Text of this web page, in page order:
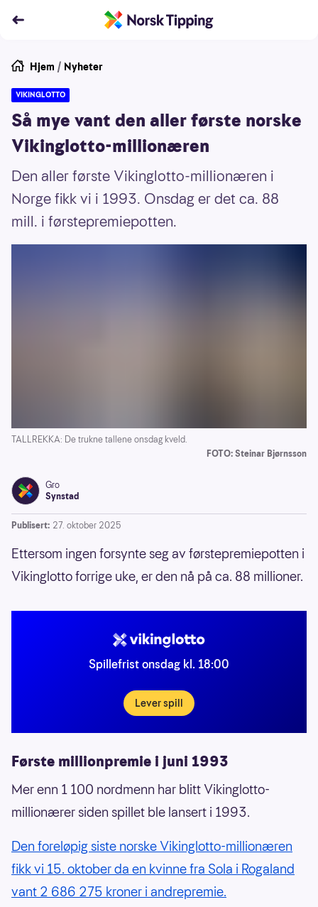
Hjem / Nyheter
VIKINGLOTTO
Så mye vant den aller første norske
Vikinglotto-millionæren
Den aller første Vikinglotto-millionæren i
Norge fikk vi i 1993. Onsdag er det ca. 88
mill. i førstepremiepotten.
TALLREKKA: De trukne tallene onsdag kveld.
FOTO: Steinar Bjørnsson
Gro
Synstad
Publisert: 27. oktober 2025
Ettersom ingen forsynte seg av førstepremiepotten i
Vikinglotto forrige uke, er den nå på ca. 88 millioner.
Spillefrist onsdag kl. 18:00
Lever spill
Første millionpremie i juni 1993
Mer enn 1 100 nordmenn har blitt Vikinglotto-
millionærer siden spillet ble lansert i 1993.
Den foreløpig siste norske Vikinglotto-millionæren
fikk vi 15. oktober da en kvinne fra Sola i Rogaland
vant 2 686 275 kroner i andrepremie.